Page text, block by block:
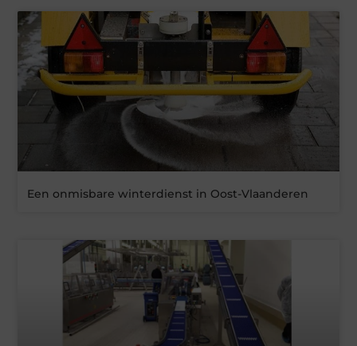
Een onmisbare winterdienst in Oost-Vlaanderen